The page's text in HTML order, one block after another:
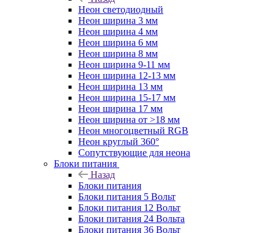
Неон светодиодный
Неон ширина 3 мм
Неон ширина 4 мм
Неон ширина 6 мм
Неон ширина 8 мм
Неон ширина 9-11 мм
Неон ширина 12-13 мм
Неон ширина 13 мм
Неон ширина 15-17 мм
Неон ширина 17 мм
Неон ширина от >18 мм
Неон многоцветный RGB
Неон круглый 360°
Сопутствующие для неона
Блоки питания
Назад
Блоки питания
Блоки питания 5 Вольт
Блоки питания 12 Вольт
Блоки питания 24 Вольта
Блоки питания 36 Вольт